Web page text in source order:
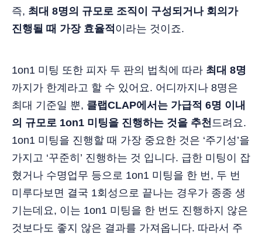
즉, 최대 8명의 규모로 조직이 구성되거나 회의가
진행될 때 가장 효율적 이라는 것이죠.
1on1 미팅 또한 피자 두 판의 법칙에 따라 최대 8명
까지가 한계라고 할 수 있어요. 어디까지나 8명은
최대 기준일 뿐, 클랩CLAP에서는 가급적 6명 이내
의 규모로 1on1 미팅을 진행하는 것을 추천드려요.
1on1 미팅을 진행할 때 가장 중요한 것은 ‘주기성’을
가지고 ‘꾸준히’ 진행하는 것 입니다. 급한 미팅이 잡
혔거나 수명업무 등으로 1on1 미팅을 한 번, 두 번
미루다보면 결국 1회성으로 끝나는 경우가 종종 생
기는데요, 이는 1on1 미팅을 한 번도 진행하지 않은
것보다도 좋지 않은 결과를 가져옵니다. 따라서 주